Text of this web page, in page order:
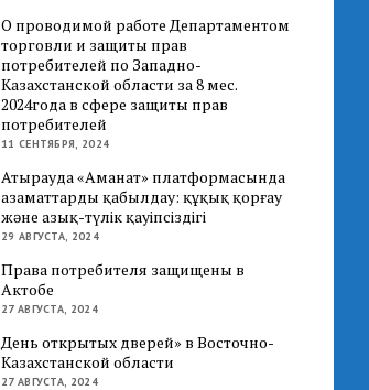
О проводимой работе Департаментом
торговли и защиты прав
потребителей по Западно-
Казахстанской области за 8 мес.
2024года в сфере защиты прав
потребителей
11 СЕНТЯБРЯ, 2024
Атырауда «Аманат» платформасында
азаматтарды қабылдау: құқық қорғау
және азық-түлік қауіпсіздігі
29 АВГУСТА, 2024
Права потребителя защищены в
Актобе
27 АВГУСТА, 2024
День открытых дверей» в Восточно-
Казахстанской области
27 АВГУСТА, 2024